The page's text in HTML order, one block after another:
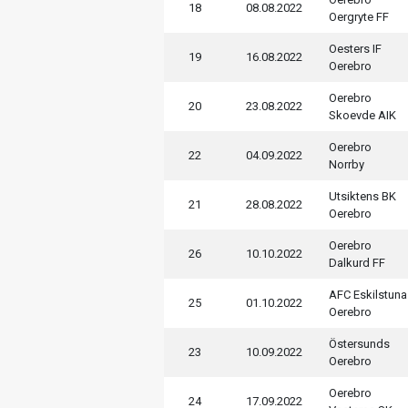
18 08.08.2022
Oergryte FF
19 16.08.2022
Oesters IF
Oerebro
20 23.08.2022
Oerebro
Skoevde AIK
22 04.09.2022
Oerebro
Norrby
21 28.08.2022
Utsiktens BK
Oerebro
26 10.10.2022
Oerebro
Dalkurd FF
25 01.10.2022
AFC Eskilstuna
Oerebro
23 10.09.2022
Östersunds
Oerebro
24 17.09.2022
Oerebro